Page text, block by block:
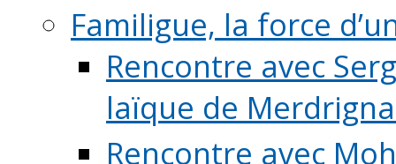
Familigue, la force
Rencontre avec
laïque de
Rencontre avec